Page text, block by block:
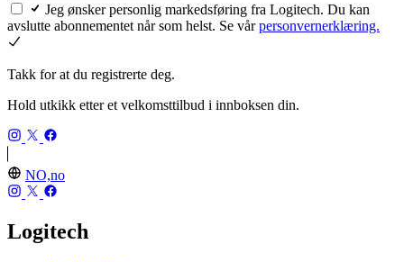
Jeg ønsker personlig markedsføring fra Logitech. Du kan
avslutte abonnementet når som helst. Se vårpersonvernerklæring.
Takk for at du registrerte deg.
Hold utkikk etter et velkomsttilbud i innboksen din.
NO,no
Logitech